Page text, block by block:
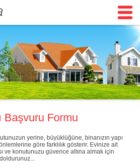
Başvuru Formu
yerine, büyüklüğüne, binanızın yapı
göre farklılık gösterir. Evinize ait
ve konutunuzu güvence altına almak için